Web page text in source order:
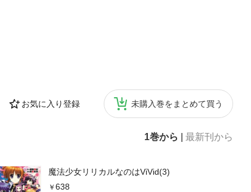
お気に入り登録 未購入巻をまとめて買う
1巻から 最新刊から
魔法少女リリカルなのはViVid(3)
638